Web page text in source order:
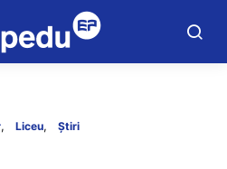
Liceu Știri